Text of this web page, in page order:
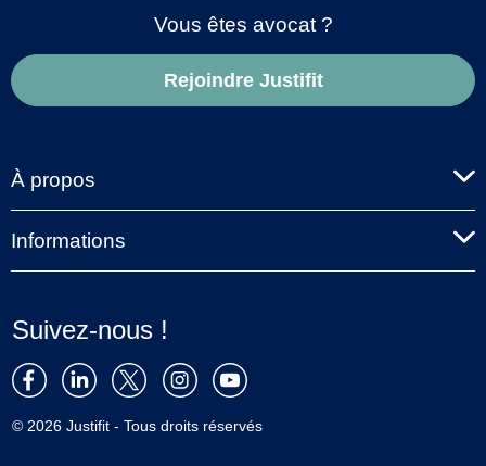
Vous êtes avocat ?
Rejoindre Justifit
À propos
Informations
Suivez-nous !
© 2026 Justifit - Tous droits réservés